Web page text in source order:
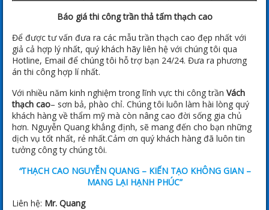
Báo giá thi công trần thả tấm thạch cao
Để được tư vấn đưa ra các mẫu trần thạch cao đẹp nhất với
giả cả hợp lý nhất, quý khách hãy liên hệ với chúng tôi qua
Hotline, Email để chúng tôi hỗ trợ bạn 24/24. Đưa ra phương
án thi công hợp lí nhất.
Với nhiều năm kinh nghiệm trong lĩnh vực thi công trần Vách
thạch cao– sơn bả, phào chỉ. Chúng tôi luôn làm hài lòng quý
khách hàng về thẩm mỹ mà còn nâng cao đời sống gia chủ
hơn. Nguyễn Quang khẳng định, sẽ mang đến cho bạn những
dịch vụ tốt nhất, rẻ nhất.Cảm ơn quý khách hàng đã luôn tin
tưởng công ty chúng tôi.
“THẠCH CAO NGUYỄN QUANG – KIẾN TẠO KHÔNG GIAN –
MANG LẠI HẠNH PHÚC”
Liên hệ: Mr. Quang